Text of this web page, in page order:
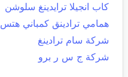
كاب انجيلا ترايدينغ سلوشن
همامي ترادينق كمباني هتس
شركة سام ترادينغ
شركة ج س ر برو